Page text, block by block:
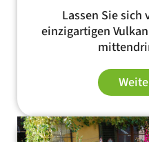
Lassen Sie sich
einzigartigen